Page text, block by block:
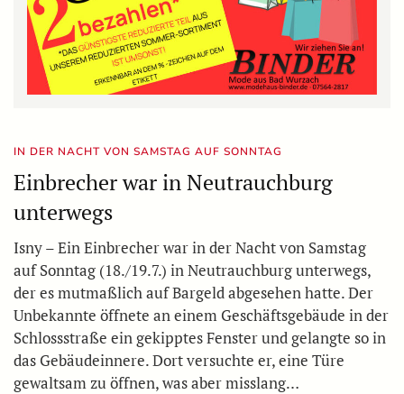
IN DER NACHT VON SAMSTAG AUF SONNTAG
Einbrecher war in Neutrauchburg
unterwegs
Isny – Ein Einbrecher war in der Nacht von Samstag
auf Sonntag (18./19.7.) in Neutrauchburg unterwegs,
der es mutmaßlich auf Bargeld abgesehen hatte. Der
Unbekannte öffnete an einem Geschäftsgebäude in der
Schlossstraße ein gekipptes Fenster und gelangte so in
das Gebäudeinnere. Dort versuchte er, eine Türe
gewaltsam zu öffnen, was aber misslang…